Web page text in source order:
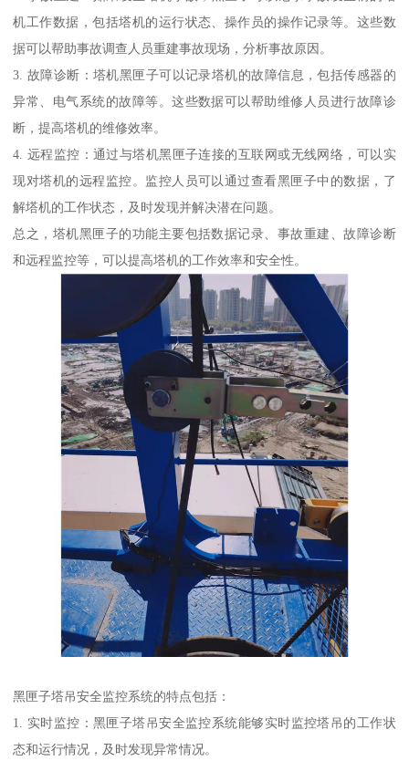
机工作数据，包括塔机的运行状态、操作员的操作记录等。这些数
据可以帮助事故调查人员重建事故现场，分析事故原因。
3. 故障诊断：塔机黑匣子可以记录塔机的故障信息，包括传感器的
异常、电气系统的故障等。这些数据可以帮助维修人员进行故障诊
断，提高塔机的维修效率。
4. 远程监控：通过与塔机黑匣子连接的互联网或无线网络，可以实
现对塔机的远程监控。监控人员可以通过查看黑匣子中的数据，了
解塔机的工作状态，及时发现并解决潜在问题。
总之，塔机黑匣子的功能主要包括数据记录、事故重建、故障诊断
和远程监控等，可以提高塔机的工作效率和安全性。
黑匣子塔吊安全监控系统的特点包括：
1. 实时监控：黑匣子塔吊安全监控系统能够实时监控塔吊的工作状
态和运行情况，及时发现异常情况。